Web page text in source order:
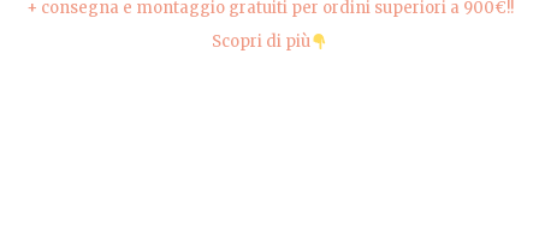
+ consegna e montaggio gratuiti per ordini superiori a 900€!!
Scopri di più